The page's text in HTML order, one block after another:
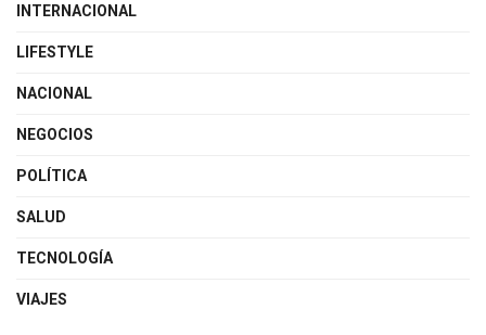
INTERNACIONAL
LIFESTYLE
NACIONAL
NEGOCIOS
POLÍTICA
SALUD
TECNOLOGÍA
VIAJES